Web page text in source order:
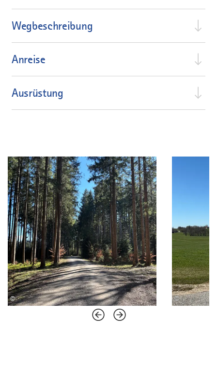
Wegbeschreibung
Anreise
Ausrüstung
© ©